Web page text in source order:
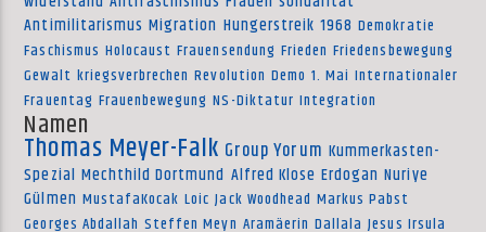
Antimilitarismus Migration Hungerstreik 1968 Demokratie
Faschismus Holocaust Frauensendung Frieden Friedensbewegung
Gewalt kriegsverbrechen Revolution Demo 1. Mai Internationaler
Frauentag Frauenbewegung NS-Diktatur Integration
Namen
Thomas Meyer-Falk Group Yorum Kummerkasten-
Spezial Mechthild Dortmund Alfred Klose Erdogan Nuriye
Gülmen MustafaKocak Loic Jack Woodhead Markus Pabst
Georges Abdallah Steffen Meyn Aramäerin Dallala Jesus Irsula